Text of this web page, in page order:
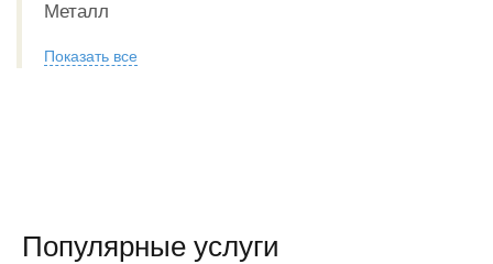
Металл
Показать все
Популярные услуги